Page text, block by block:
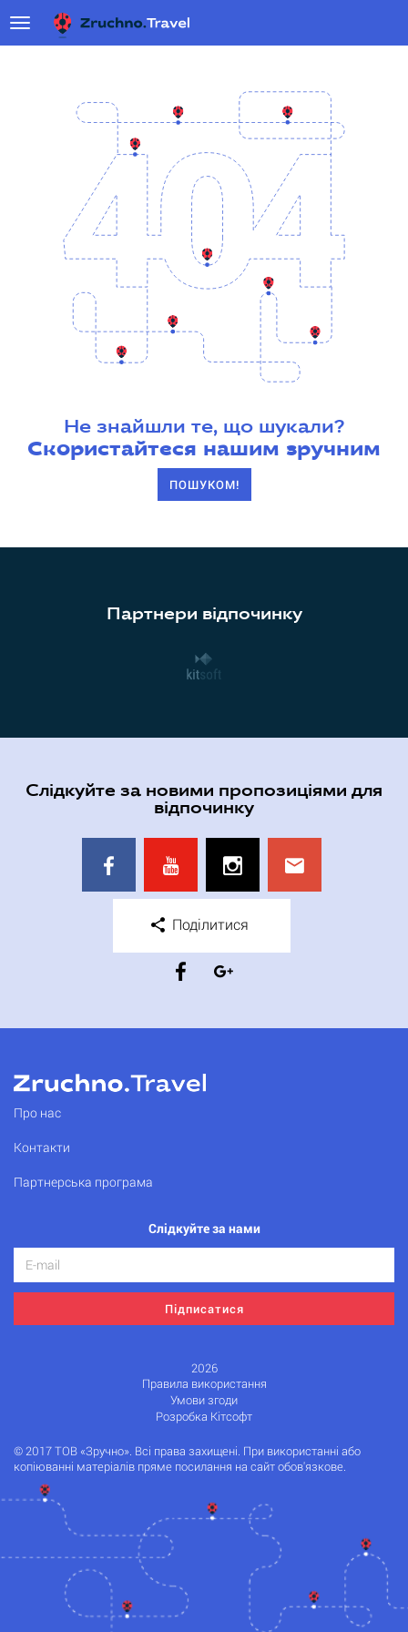
Не знайшли те, що шукали?
Скористайтеся нашим зручним
ПОШУКОМ!
Партнери відпочинку
Слідкуйте за новими пропозиціями для
відпочинку
Поділитися
Про нас
Контакти
Партнерська програма
Слідкуйте за нами
Підписатися
2026
Правила використання
Умови згоди
Розробка Кітсофт
© 2017 ТОВ «Зручно». Всі права захищені. При використанні або
копіюванні матеріалів пряме посилання на сайт обов'язкове.